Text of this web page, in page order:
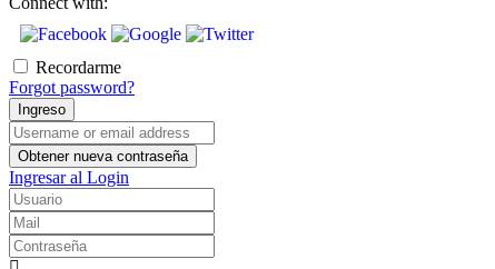
Recordarme
Forgot password?
Ingreso
Username
or
email
address
Obtener nueva contraseña
Ingresar al Login
Usuario
Mail
Contraseña